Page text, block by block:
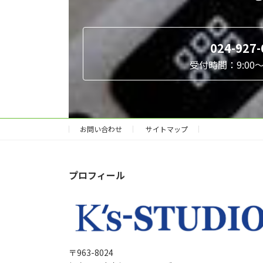
024-
受付時間：9:00
お問い合わせ サイトマップ
プロフィール
〒963-8024